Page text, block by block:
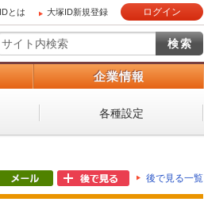
とは 大塚ID新規登録 ログイン
企業情報
各種設定
後で見る一覧